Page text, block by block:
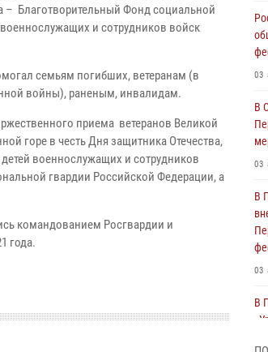
– Благотворительный Фонд социальной
и сотрудников войск
семьям погибших, ветеранам (в
войны), раненым, инвалидам.
приема ветеранов Великой
горе в честь Дня защитника Отечества,
военнослужащих и сотрудников
гвардии Российской Федерации, а
командованием Росгвардии и
года.
03
В
03
В
03
В